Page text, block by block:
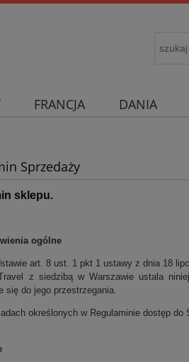
FRANCJA DANIA
Sprzedaży
sklepu.
ogólne
art. 8 ust. 1 pkt 1 ustawy z dnia 18
z siedzibą w Warszawie ustala
się do jego przestrzegania.
określonych w Regulaminie dostęp